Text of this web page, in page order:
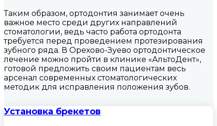
Таким образом, ортодонтия занимает очень
важное место среди других направлений
стоматологии, ведь часто работа ортодонта
требуется перед проведением протезирования
зубного ряда. В Орехово-Зуево ортодонтическое
лечение можно пройти в клинике «АльтоДент»,
готовой предложить своим пациентам весь
арсенал современных стоматологических
методик для исправления положения зубов.
Установка брекетов